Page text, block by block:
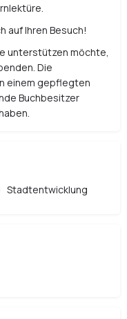
auf Ihren Besuch!
unterstützen möchte,
Die
einem gepflegten
Buchbesitzer
Stadtentwicklung